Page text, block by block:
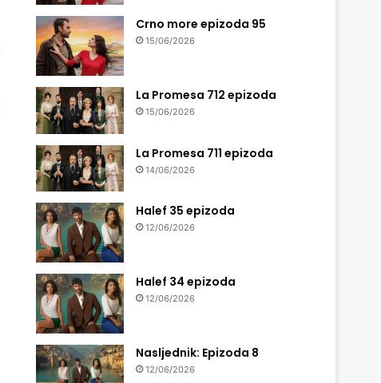
Crno more epizoda 95
15/06/2026
La Promesa 712 epizoda
15/06/2026
La Promesa 711 epizoda
14/06/2026
Halef 35 epizoda
12/06/2026
Halef 34 epizoda
12/06/2026
Nasljednik: Epizoda 8
12/06/2026